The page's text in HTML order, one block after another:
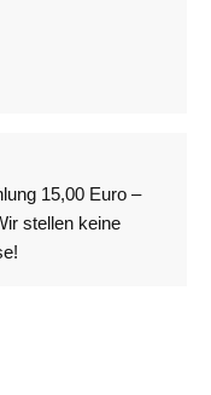
15,00 Euro –
stellen keine